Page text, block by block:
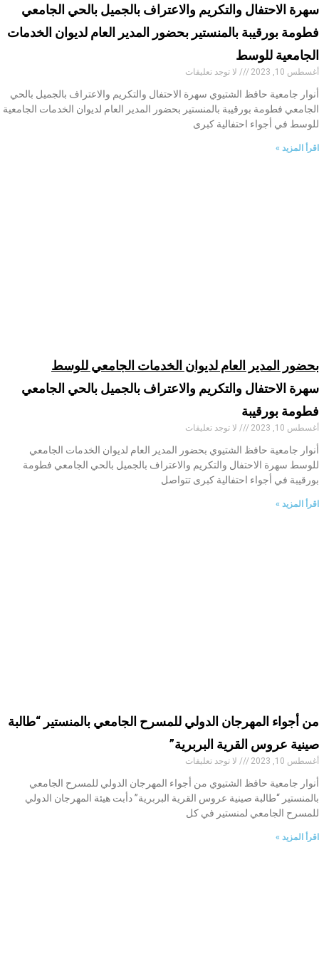
سهرة الاحتفال والتكريم والاعتراف بالجميل بالحي الجامعي
فطومة بورقيبة بالمنستير بحضور المدير العام لديوان الخدمات
الجامعية للوسط
أغسطس 10, 2023 لا توجد تعليقات
أنوار جامعية حافظ الشتيوي سهرة الاحتفال والتكريم والاعتراف بالجميل بالحي
الجامعي فطومة بورقيبة بالمنستير بحضور المدير العام لديوان الخدمات الجامعية
للوسط في أجواء احتفالية كبرى
اقرأ المزيد »
بحضور المدير العام لديوان الخدمات الجامعي للوسط
سهرة الاحتفال والتكريم والاعتراف بالجميل بالحي الجامعي
فطومة بورقيبة
أغسطس 10, 2023 لا توجد تعليقات
أنوار جامعية حافظ الشتيوي بحضور المدير العام لديوان الخدمات الجامعي
للوسط سهرة الاحتفال والتكريم والاعتراف بالجميل بالحي الجامعي فطومة
بورقيبة في أجواء احتفالية كبرى تتواصل
اقرأ المزيد »
من أجواء المهرجان الدولي للمسرح الجامعي بالمنستير “طالبة
صينية عروس القرية البربرية”
أغسطس 10, 2023 لا توجد تعليقات
أنوار جامعية حافظ الشتيوي من أجواء المهرجان الدولي للمسرح الجامعي
بالمنستير “طالبة صينية عروس القرية البربرية” دأبت هيئة المهرجان الدولي
للمسرح الجامعي لمنستير في كل
اقرأ المزيد »